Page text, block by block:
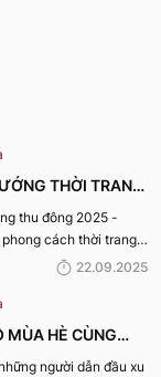
THỜI TRANG
TRENDY, GÂY
thu đông 2025 -
cách thời trang
từ sàn runway đến
22.09.2025
MÙA HÈ CÙNG
STYLE THU HÚT
người dẫn đầu xu